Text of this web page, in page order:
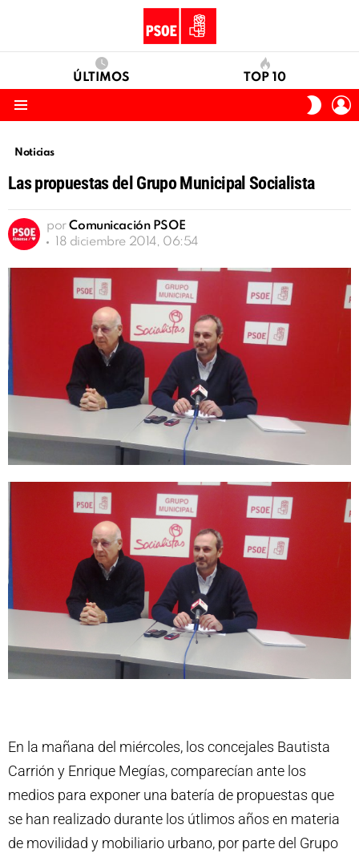
ÚLTIMOS TOP 10
SKIN
Noticias
Las propuestas del Grupo Municipal Socialista
por Comunicación PSOE
18 diciembre 2014, 06:54
En la mañana del miércoles, los concejales Bautista
Carrión y Enrique Megías, comparecían ante los
medios para exponer una batería de propuestas que
se han realizado durante los útlimos años en materia
de movilidad y mobiliario urbano, por parte del Grupo